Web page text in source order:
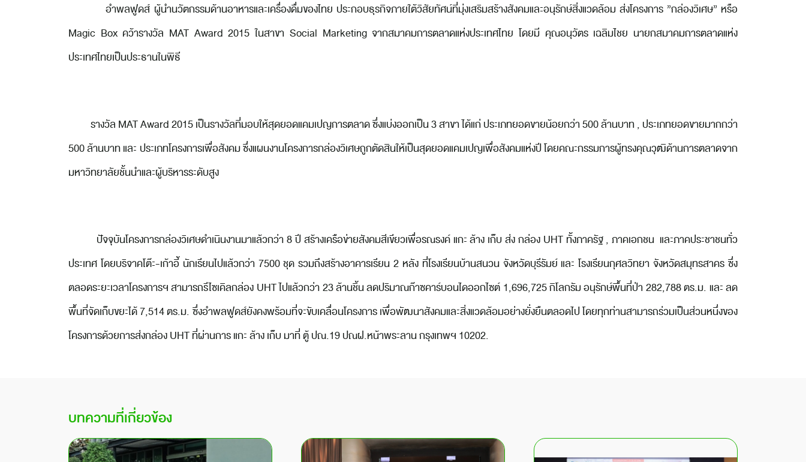
อำพลฟูดส์ ผู้นำนวัตกรรมด้านอาหารและเครื่องดื่มของไทย ประกอบธุรกิจภายใต้วิสัยทัศน์ที่มุ่งเสริมสร้างสังคมและอนุรักษ์สิ่งแวดล้อม ส่งโครงการ ”กล่องวิเศษ” หรือ
Magic Box คว้ารางวัล MAT Award 2015 ในสาขา Social Marketing จากสมาคมการตลาดแห่งประเทศไทย โดยมี คุณอนุวัตร เฉลิมไชย นายกสมาคมการตลาดแห่ง
ประเทศไทยเป็นประธานในพิธี
รางวัล MAT Award 2015 เป็นรางวัลที่มอบให้สุดยอดแคมเปญการตลาด ซึ่งแบ่งออกเป็น 3 สาขา ได้แก่ ประเภทยอดขายน้อยกว่า 500 ล้านบาท , ประเภทยอดขายมากกว่า
500 ล้านบาท และ ประเภทโครงการเพื่อสังคม ซึ่งแผนงานโครงการกล่องวิเศษถูกตัดสินให้เป็นสุดยอดแคมเปญเพื่อสังคมแห่งปี โดยคณะกรรมการผู้ทรงคุณวุฒิด้านการตลาดจาก
มหาวิทยาลัยชั้นนำและผู้บริหารระดับสูง
ปัจจุบันโครงการกล่องวิเศษดำเนินงานมาแล้วกว่า 8 ปี สร้างเครือข่ายสังคมสีเขียวเพื่อรณรงค์ แกะ ล้าง เก็บ ส่ง กล่อง UHT ทั้งภาครัฐ , ภาคเอกชน และภาคประชาชนทั่ว
ประเทศ โดยบริจาคโต๊ะ-เก้าอี้ นักเรียนไปแล้วกว่า 7500 ชุด รวมถึงสร้างอาคารเรียน 2 หลัง ที่โรงเรียนบ้านสนวน จังหวัดบุรีรัมย์ และ โรงเรียนกุศลวิทยา จังหวัดสมุทรสาคร ซึ่ง
ตลอดระยะเวลาโครงการฯ สามารถรีไซเคิลกล่อง UHT ไปแล้วกว่า 23 ล้านชิ้น ลดปริมาณก๊าซคาร์บอนไดออกไซต์ 1,696,725 กิโลกรัม อนุรักษ์พื้นที่ป่า 282,788 ตร.ม. และ ลด
พื้นที่จัดเก็บขยะได้ 7,514 ตร.ม. ซึ่งอำพลฟูดส์ยังคงพร้อมที่จะขับเคลื่อนโครงการ เพื่อพัฒนาสังคมและสิ่งแวดล้อมอย่างยั่งยืนตลอดไป โดยทุกท่านสามารถร่วมเป็นส่วนหนึ่งของ
โครงการด้วยการส่งกล่อง UHT ที่ผ่านการ แกะ ล้าง เก็บ มาที่ ตู้ ปณ.19 ปณฝ.หน้าพระลาน กรุงเทพฯ 10202.
บทความที่เกี่ยวข้อง